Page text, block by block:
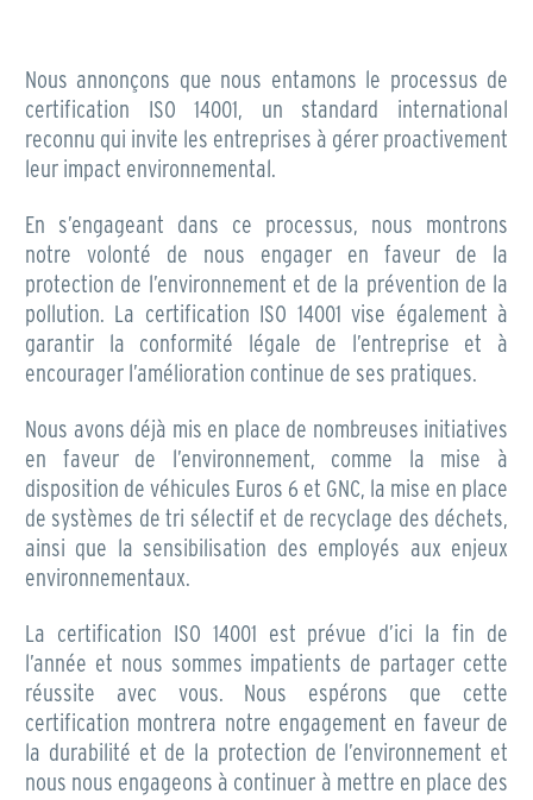
Nous annonçons que nous entamons le processus de
certification ISO 14001, un standard international
reconnu qui invite les entreprises à gérer proactivement
leur impact environnemental.
En s’engageant dans ce processus, nous montrons
notre volonté de nous engager en faveur de la
protection de l’environnement et de la prévention de la
pollution. La certification ISO 14001 vise également à
garantir la conformité légale de l’entreprise et à
encourager l’amélioration continue de ses pratiques.
Nous avons déjà mis en place de nombreuses initiatives
en faveur de l’environnement, comme la mise à
disposition de véhicules Euros 6 et GNC, la mise en place
de systèmes de tri sélectif et de recyclage des déchets,
ainsi que la sensibilisation des employés aux enjeux
environnementaux.
La certification ISO 14001 est prévue d’ici la fin de
l’année et nous sommes impatients de partager cette
réussite avec vous. Nous espérons que cette
certification montrera notre engagement en faveur de
la durabilité et de la protection de l’environnement et
nous nous engageons à continuer à mettre en place des